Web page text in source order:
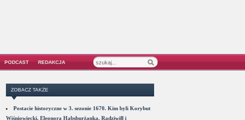
PODCAST REDAKCJA
ZOBACZ TAKŻE
Postacie historyczne w 3. sezonie 1670. Kim byli Korybut
Wiśniowiecki, Eleonora Habsburżanka, Radziwiłł i